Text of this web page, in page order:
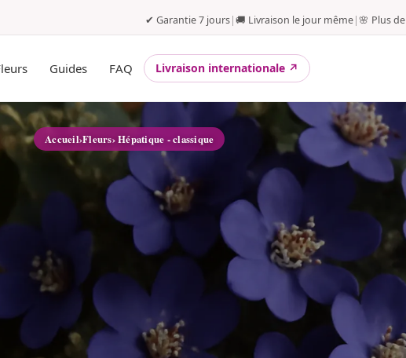
✔ Garantie 7 jours|🚚 Livraison le jour même|🌸 Plus
Guides FAQ Livraison internationale ↗
Accueil›Fleurs› Hépatique - classique